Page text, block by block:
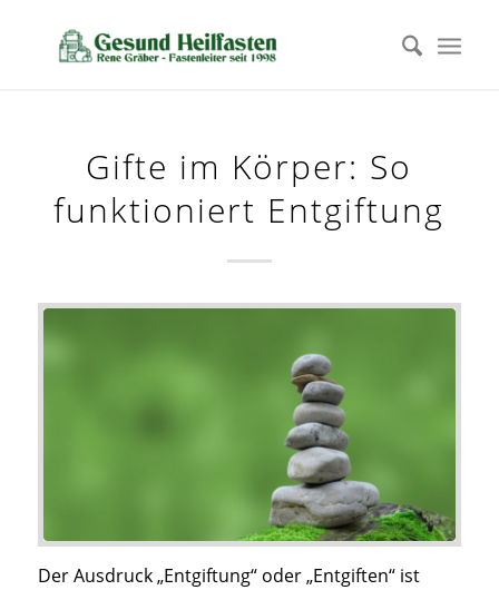
Gifte im Körper: So
funktioniert Entgiftung
Der Ausdruck „Entgiftung“ oder „Entgiften“ ist